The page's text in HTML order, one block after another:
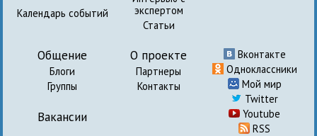
Календарь событий
экспертом
Статьи
Общение
Блоги
Группы
Вакансии
О проекте
Партнеры
Контакты
Вконтакте
Одноклассники
Мой мир
Twitter
Youtube
RSS